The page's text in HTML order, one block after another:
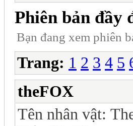
Phiên bản đầy
Bạn đang xem phiên
Trang: 1 2 3 4 5
theFOX
Tên nhân vật: